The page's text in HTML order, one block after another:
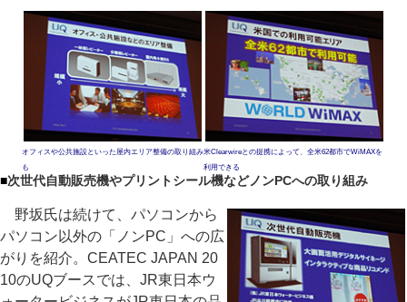
オフィスや公共施設といった屋内エリア整備の取り組み
も
米Clearwireとの提携によって、全米62都市でWiMAXを
利用できる
■次世代自動販売機やプリントシール機などノンPCへの取り組み
野坂氏は続けて、パソコンから
パソコン以外の「ノンPC」への広
がりを紹介。CEATEC JAPAN 20
10のUQブースでは、JR東日本ウ